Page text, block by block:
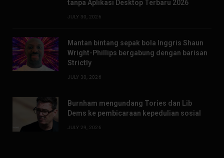
tanpa Aplikasi Desktop Terbaru 2026
JULY 30, 2026
Mantan bintang sepak bola Inggris Shaun
Wright-Phillips bergabung dengan barisan
Strictly
JULY 30, 2026
Burnham mengundang Tories dan Lib
Dems ke pembicaraan kepedulian sosial
JULY 29, 2026